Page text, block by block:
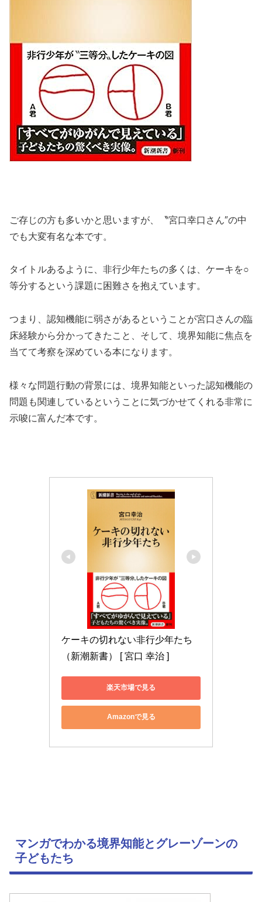
ご存じの方も多いかと思いますが、〝宮口幸口さん″の中
でも大変有名な本です。
タイトルあるように、非行少年たちの多くは、ケーキを○
等分するという課題に困難さを抱えています。
つまり、認知機能に弱さがあるということが宮口さんの臨
床経験から分かってきたこと、そして、境界知能に焦点を
当てて考察を深めている本になります。
様々な問題行動の背景には、境界知能といった認知機能の
問題も関連しているということに気づかせてくれる非常に
示唆に富んだ本です。
ケーキの切れない非行少年たち
（新潮新書） [ 宮口 幸治 ]
楽天市場で見る
Amazonで見る
マンガでわかる境界知能とグレーゾーンの
子どもたち